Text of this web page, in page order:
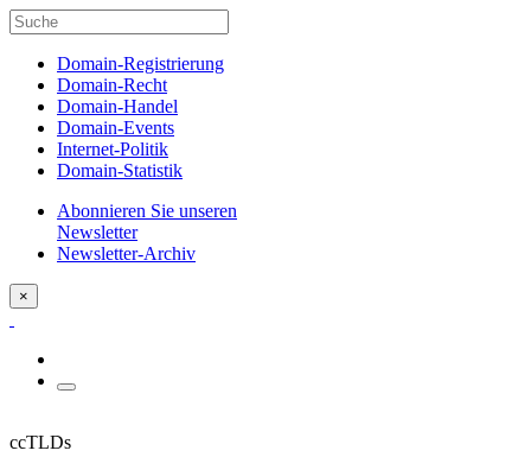
Domain-Registrierung
Domain-Recht
Domain-Handel
Domain-Events
Internet-Politik
Domain-Statistik
Abonnieren Sie unseren
Newsletter
Newsletter-Archiv
×
ccTLDs